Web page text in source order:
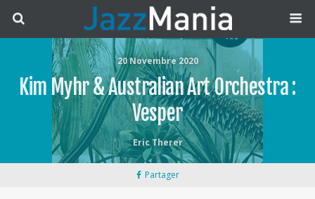
20 Novembre 2020
Kim Myhr & Australian Art Orchestra :
Vesper
Eric Therer
Partager